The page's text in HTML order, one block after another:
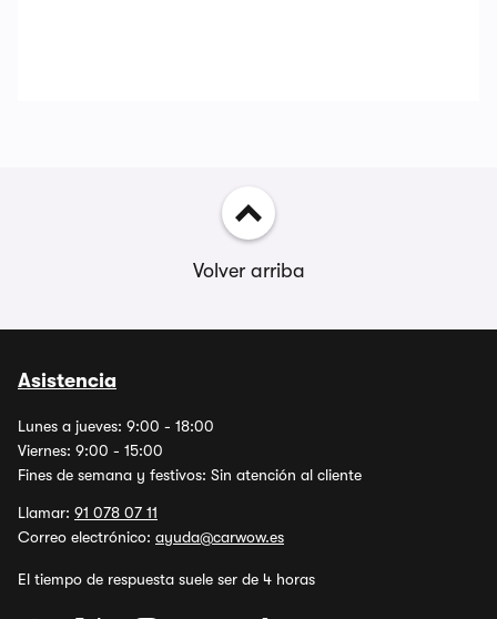
Volver arriba
Asistencia
Lunes a jueves: 9:00 - 18:00
Viernes: 9:00 - 15:00
Fines de semana y festivos: Sin atención al cliente
Llamar: 91 078 07 11
Correo electrónico: ayuda@carwow.es
El tiempo de respuesta suele ser de 4 horas